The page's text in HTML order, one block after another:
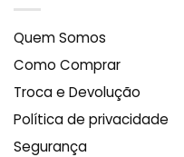
Quem Somos
Como Comprar
Troca e Devolução
Política de privacidade
Segurança